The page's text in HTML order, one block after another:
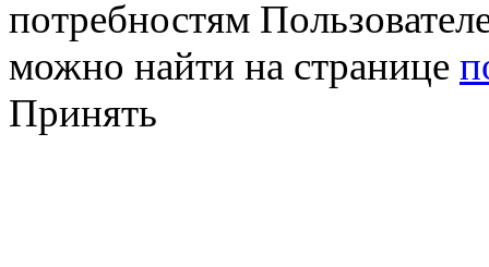
потребностям
можно найти на странице
Принять